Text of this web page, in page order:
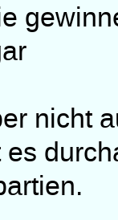
nicht